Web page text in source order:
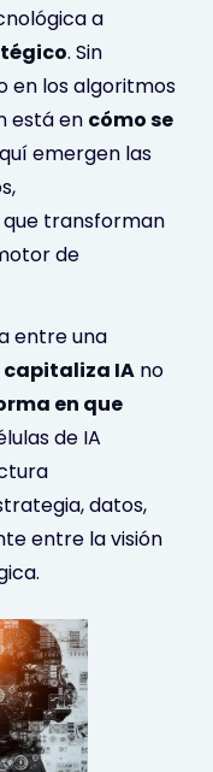
a
. Sin
en los algoritmos
está en cómo se
emergen las
transforman
de
entre una
capitaliza IA no
en que
de IA
datos,
entre la visión